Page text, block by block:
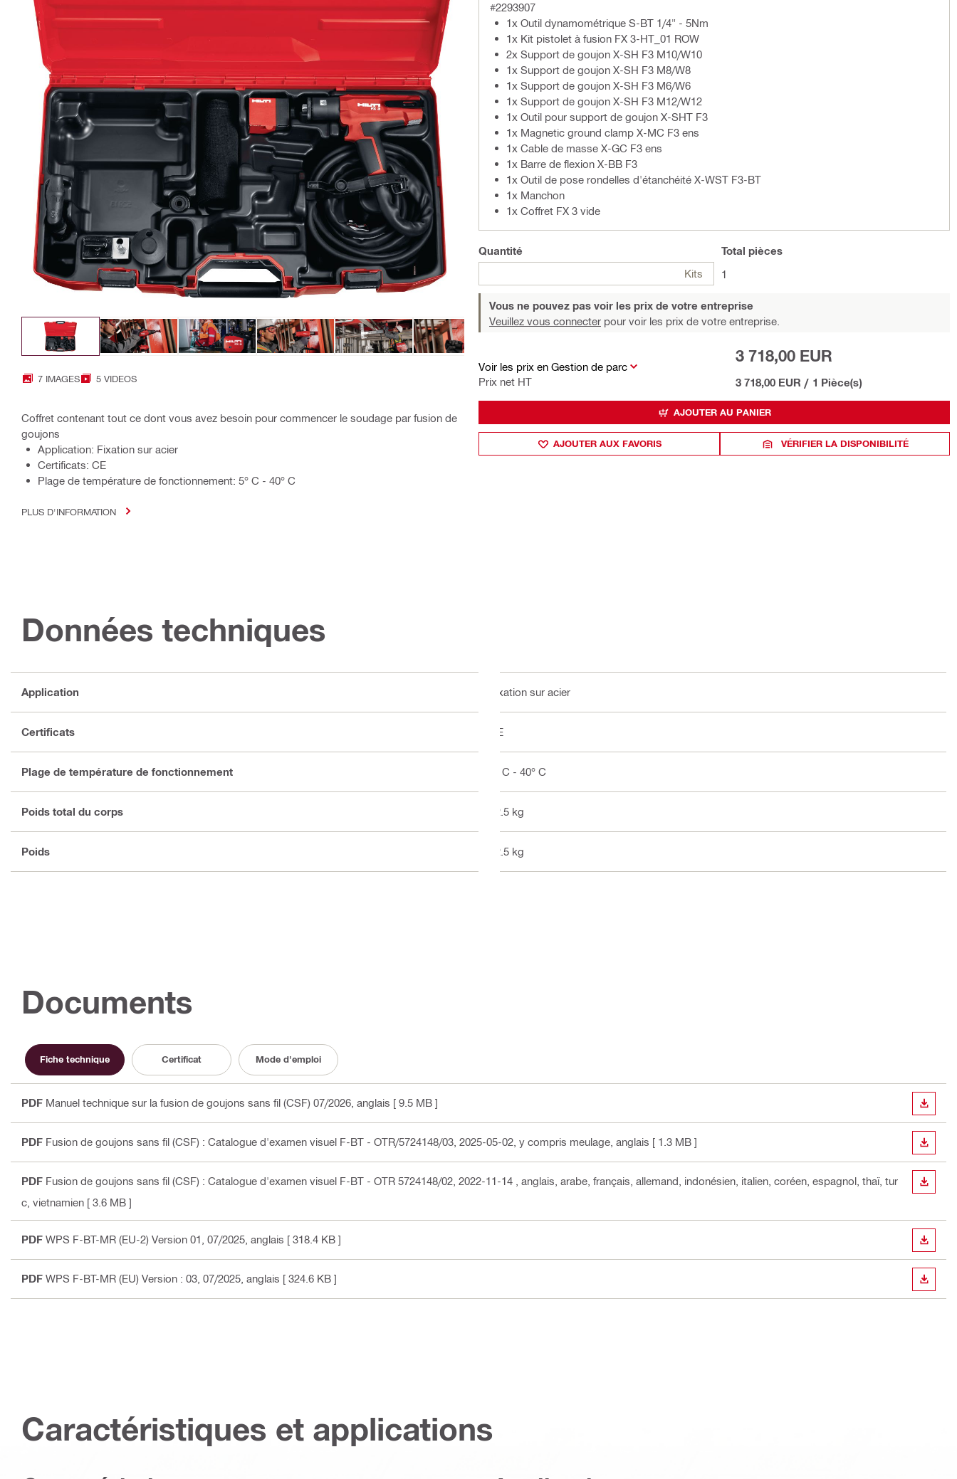
7 IMAGES 5 VIDEOS
Coffret contenant tout ce dont vous avez besoin pour commencer le soudage par fusion de
goujons
Application: Fixation sur acier
Certificats: CE
Plage de température de fonctionnement: 5° C - 40° C
PLUS D'INFORMATION
#2293907
1x Outil dynamométrique S-BT 1/4" - 5Nm
1x Kit pistolet à fusion FX 3-HT_01 ROW
2x Support de goujon X-SH F3 M10/W10
1x Support de goujon X-SH F3 M8/W8
1x Support de goujon X-SH F3 M6/W6
1x Support de goujon X-SH F3 M12/W12
1x Outil pour support de goujon X-SHT F3
1x Magnetic ground clamp X-MC F3 ens
1x Cable de masse X-GC F3 ens
1x Barre de flexion X-BB F3
1x Outil de pose rondelles d'étanchéité X-WST F3-BT
1x Manchon
1x Coffret FX 3 vide
Quantité
Kits
Total pièces
1
Vous ne pouvez pas voir les prix de votre entreprise
Veuillez vous connecter pour voir les prix de votre entreprise.
Voir les prix en Gestion de parc
Prix net HT
3 718,00 EUR
3 718,00 EUR / 1 Pièce(s)
AJOUTER AU PANIER
AJOUTER AUX FAVORIS VÉRIFIER LA DISPONIBILITÉ
Données techniques
Application Fixation sur acier
Certificats CE
Plage de température de fonctionnement 5° C - 40° C
Poids total du corps 12.5 kg
Poids 12.5 kg
Documents
Fiche technique Certificat Mode d'emploi
PDF Manuel technique sur la fusion de goujons sans fil (CSF) 07/2026 , anglais [ 9.5 MB ]
PDF Fusion de goujons sans fil (CSF) : Catalogue d'examen visuel F-BT - OTR/5724148/03, 2025-05-02, y compris meulage , anglais [ 1.3 MB ]
PDF Fusion de goujons sans fil (CSF) : Catalogue d'examen visuel F-BT - OTR 5724148/02, 2022-11-14
, anglais, arabe, français, allemand, indonésien, italien, coréen, espagnol, thaï, tur
c, vietnamien [ 3.6 MB ]
PDF WPS F-BT-MR (EU-2) Version 01, 07/2025 , anglais [ 318.4 KB ]
PDF WPS F-BT-MR (EU) Version : 03, 07/2025 , anglais [ 324.6 KB ]
Caractéristiques et applications